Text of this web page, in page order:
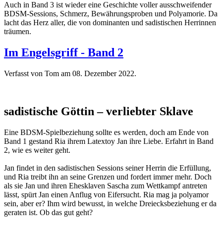
Auch in Band 3 ist wieder eine Geschichte voller ausschweifender
BDSM-Sessions, Schmerz, Bewährungsproben und Polyamorie. Da
lacht das Herz aller, die von dominanten und sadistischen Herrinnen
träumen.
Im Engelsgriff - Band 2
Verfasst von Tom am 08. Dezember 2022.
sadistische Göttin – verliebter Sklave
Eine BDSM-Spielbeziehung sollte es werden, doch am Ende von
Band 1 gestand Ria ihrem Latextoy Jan ihre Liebe. Erfahrt in Band
2, wie es weiter geht.
Jan findet in den sadistischen Sessions seiner Herrin die Erfüllung,
und Ria treibt ihn an seine Grenzen und fordert immer mehr. Doch
als sie Jan und ihren Ehesklaven Sascha zum Wettkampf antreten
lässt, spürt Jan einen Anflug von Eifersucht. Ria mag ja polyamor
sein, aber er? Ihm wird bewusst, in welche Dreiecksbeziehung er da
geraten ist. Ob das gut geht?